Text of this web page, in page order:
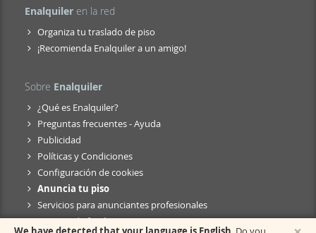
Enalquiler en la red
Organiza tu traslado de piso
¡Recomienda Enalquiler a un amigo!
Sobre Enalquiler
¿Qué es Enalquiler?
Preguntas frecuentes - Ayuda
Publicidad
Políticas y Condiciones
Configuración de cookies
Anuncia tu piso
Servicios para anunciantes profesionales
Anuncio de fusión